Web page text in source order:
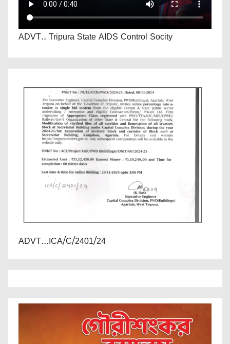
ADVT.. Tripura State AIDS Control Socity
ADVT...ICA/C/2401/24